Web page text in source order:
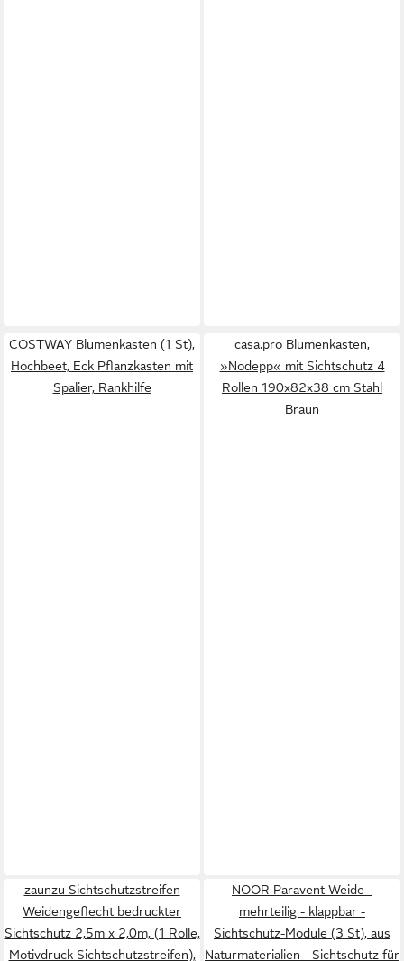
COSTWAY Blumenkasten (1 St),
Hochbeet, Eck Pflanzkasten mit
Spalier, Rankhilfe
casa.pro Blumenkasten,
»Nodepp« mit Sichtschutz 4
Rollen 190x82x38 cm Stahl
Braun
zaunzu Sichtschutzstreifen
Weidengeflecht bedruckter
Sichtschutz 2,5m x 2,0m, (1 Rolle,
Motivdruck Sichtschutzstreifen),
NOOR Paravent Weide -
mehrteilig - klappbar -
Sichtschutz-Module (3 St), aus
Naturmaterialien - Sichtschutz für